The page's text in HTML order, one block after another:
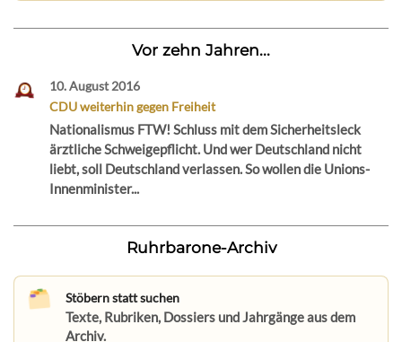
Vor zehn Jahren...
10. August 2016
CDU weiterhin gegen Freiheit
Nationalismus FTW! Schluss mit dem Sicherheitsleck
ärztliche Schweigepflicht. Und wer Deutschland nicht
liebt, soll Deutschland verlassen. So wollen die Unions-
Innenminister...
Ruhrbarone-Archiv
Stöbern statt suchen
Texte, Rubriken, Dossiers und Jahrgänge aus dem
Archiv.